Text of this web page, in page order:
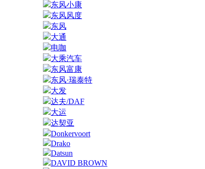
东风小康
东风风度
东风
大通
电咖
大乘汽车
东风富康
东风·瑞泰特
大发
达夫/DAF
大运
达契亚
Donkervoort
Drako
Datsun
DAVID BROWN